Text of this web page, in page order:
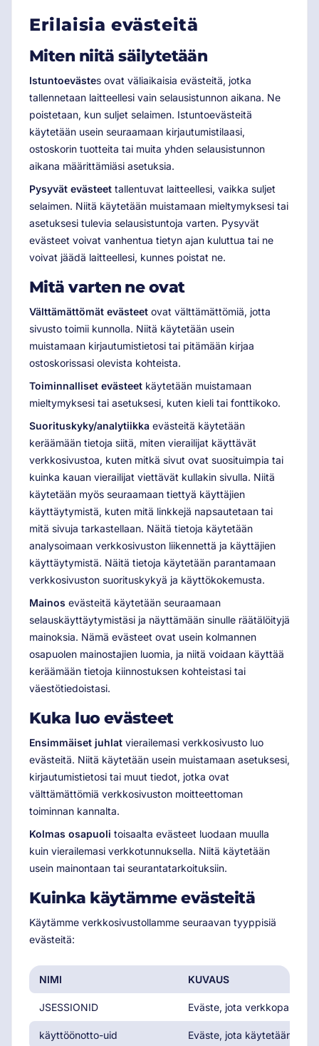
Erilaisia evästeitä
Miten niitä säilytetään
Istuntoevästes ovat väliaikaisia evästeitä, jotka
tallennetaan laitteellesi vain selausistunnon aikana. Ne
poistetaan, kun suljet selaimen. Istuntoevästeitä
käytetään usein seuraamaan kirjautumistilaasi,
ostoskorin tuotteita tai muita yhden selausistunnon
aikana määrittämiäsi asetuksia.
Pysyvät evästeet tallentuvat laitteellesi, vaikka suljet
selaimen. Niitä käytetään muistamaan mieltymyksesi tai
asetuksesi tulevia selausistuntoja varten. Pysyvät
evästeet voivat vanhentua tietyn ajan kuluttua tai ne
voivat jäädä laitteellesi, kunnes poistat ne.
Mitä varten ne ovat
Välttämättömät evästeet ovat välttämättömiä, jotta
sivusto toimii kunnolla. Niitä käytetään usein
muistamaan kirjautumistietosi tai pitämään kirjaa
ostoskorissasi olevista kohteista.
Toiminnalliset evästeet käytetään muistamaan
mieltymyksesi tai asetuksesi, kuten kieli tai fonttikoko.
Suorituskyky/analytiikka evästeitä käytetään
keräämään tietoja siitä, miten vierailijat käyttävät
verkkosivustoa, kuten mitkä sivut ovat suosituimpia tai
kuinka kauan vierailijat viettävät kullakin sivulla. Niitä
käytetään myös seuraamaan tiettyä käyttäjien
käyttäytymistä, kuten mitä linkkejä napsautetaan tai
mitä sivuja tarkastellaan. Näitä tietoja käytetään
analysoimaan verkkosivuston liikennettä ja käyttäjien
käyttäytymistä. Näitä tietoja käytetään parantamaan
verkkosivuston suorituskykyä ja käyttökokemusta.
Mainos evästeitä käytetään seuraamaan
selauskäyttäytymistäsi ja näyttämään sinulle räätälöityjä
mainoksia. Nämä evästeet ovat usein kolmannen
osapuolen mainostajien luomia, ja niitä voidaan käyttää
keräämään tietoja kiinnostuksen kohteistasi tai
väestötiedoistasi.
Kuka luo evästeet
Ensimmäiset juhlat vierailemasi verkkosivusto luo
evästeitä. Niitä käytetään usein muistamaan asetuksesi,
kirjautumistietosi tai muut tiedot, jotka ovat
välttämättömiä verkkosivuston moitteettoman
toiminnan kannalta.
Kolmas osapuoli toisaalta evästeet luodaan muulla
kuin vierailemasi verkkotunnuksella. Niitä käytetään
usein mainontaan tai seurantatarkoituksiin.
Kuinka käytämme evästeitä
Käytämme verkkosivustollamme seuraavan tyyppisiä
evästeitä:
NIMI KUVAUS
JSESSIONID Eväste, jota
käyttöönotto-uid Eväste, jota käytetään